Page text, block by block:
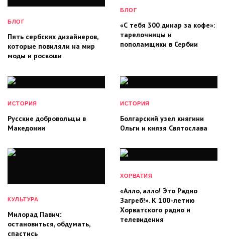
БЛОГ
Пять сербских дизайнеров,
которые повиляли на мир
моды и роскоши
БЛОГ
«С тебя 300 динар за кофе»:
тарелочницы и
пополамщики в Сербии
ИСТОРИЯ
Русские добровольцы в
Македонии
ИСТОРИЯ
Болгарский узел княгини
Ольги и князя Святослава
КУЛЬТУРА
Милорад Павич:
остановиться, обдумать,
спастись
ХОРВАТИЯ
«Алло, алло! Это Радио
Загреб!». К 100-летию
Хорватского радио и
телевидения